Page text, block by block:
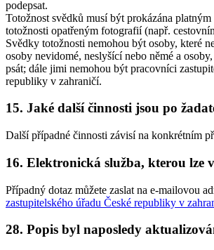
podepsat.
Totožnost svědků musí být prokázána
totožnosti opatřeným fotografií (např.
Svědky totožnosti nemohou být osoby, které
osoby nevidomé, neslyšící nebo němé a
psát; dále jimi nemohou být pracovníci
republiky v zahraničí.
15. Jaké další činnosti jsou po
Další případné činnosti závisí na konkrétním
16. Elektronická služba, kterou lze
Případný dotaz můžete zaslat na e-mailovou
zastupitelského úřadu České republiky v
28. Popis byl naposledy